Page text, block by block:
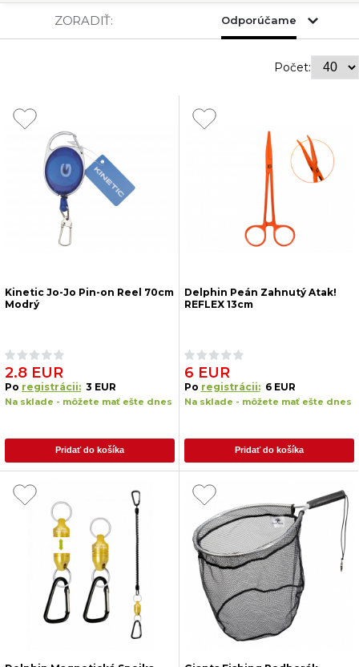
ZORADIŤ: Odporúčame
Počet:
Kinetic Jo-Jo Pin-on Reel 70cm
Modrý
2.8 EUR
Po registrácii: 3 EUR
Na sklade - môžete mať ešte dnes
Pridať do košíka
Delphin Peán Zahnutý Atak!
REFLEX 13cm
6 EUR
Po registrácii: 6 EUR
Na sklade - môžete mať ešte dnes
Pridať do košíka